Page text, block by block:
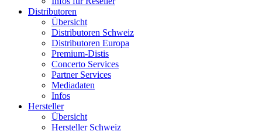
Distributoren
Übersicht
Distributoren Schweiz
Distributoren Europa
Premium-Distis
Concerto Services
Partner Services
Mediadaten
Infos
Hersteller
Übersicht
Hersteller Schweiz